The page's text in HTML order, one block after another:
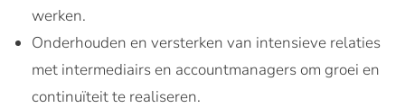
werken.
Onderhouden en versterken van intensieve relaties
met intermediairs en accountmanagers om groei en
continuïteit te realiseren.